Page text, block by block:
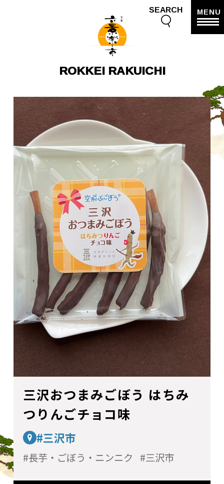
ROKKEI RAKUICHI
SEARCH MENU
三沢おつまみごぼう はちみ
つりんごチョコ味
#三沢市
長芋・ごぼう・ニンニク 三沢市